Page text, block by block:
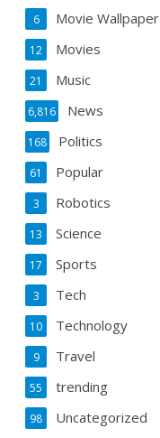
Movie Wallpaper
6
Movies
12
Music
21
News
6,816
Politics
168
Popular
61
Robotics
3
Science
13
Sports
17
Tech
3
Technology
10
Travel
9
trending
55
Uncategorized
98